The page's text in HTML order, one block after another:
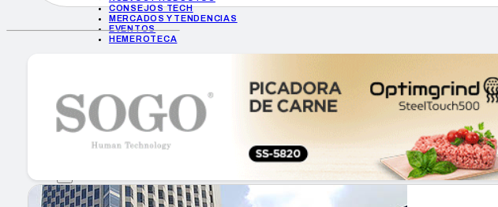
CONSEJOS TECH
MERCADOS Y TENDENCIAS
EVENTOS
HEMEROTECA
GUÍA DE COMPRA
NUEVOS PRODUCTOS
CONSEJOS TECH
MERCADOS Y TENDENCIAS
HEMEROTECA